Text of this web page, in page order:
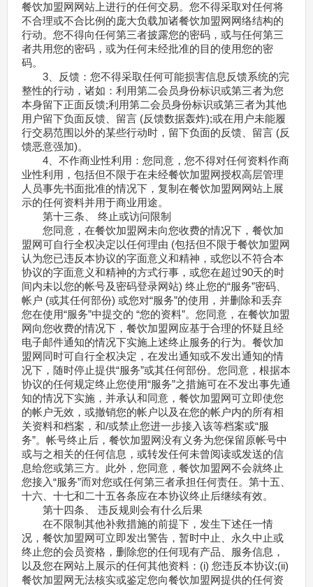
餐饮加盟网网站上进行的任何交易。您不得采取对任何将
不合理或不合比例的庞大负载加诸餐饮加盟网网络结构的
行动。您不得向任何第三者披露您的密码，或与任何第三
者共用您的密码，或为任何未经批准的目的使用您的密
码。
3、反馈：您不得采取任何可能损害信息反馈系统的完
整性的行动，诸如：利用第二会员身份标识或第三者为您
本身留下正面反馈;利用第二会员身份标识或第三者为其他
用户留下负面反馈、留言 (反馈数据轰炸);或在用户未能履
行交易范围以外的某些行动时，留下负面的反馈、留言 (反
馈恶意强加)。
4、不作商业性利用：您同意，您不得对任何资料作商
业性利用，包括但不限于在未经餐饮加盟网授权高层管理
人员事先书面批准的情况下，复制在餐饮加盟网网站上展
示的任何资料并用于商业用途。
第十三条、 终止或访问限制
您同意，在餐饮加盟网未向您收费的情况下，餐饮加
盟网可自行全权决定以任何理由 (包括但不限于餐饮加盟网
认为您已违反本协议的字面意义和精神，或您以不符合本
协议的字面意义和精神的方式行事，或您在超过90天的时
间内未以您的帐号及密码登录网站) 终止您的“服务”密码、
帐户 (或其任何部份) 或您对“服务”的使用，并删除和丢弃
您在使用“服务”中提交的 “您的资料”。您同意，在餐饮加盟
网向您收费的情况下，餐饮加盟网应基于合理的怀疑且经
电子邮件通知的情况下实施上述终止服务的行为。餐饮加
盟网同时可自行全权决定，在发出通知或不发出通知的情
况下，随时停止提供“服务”或其任何部份。您同意，根据本
协议的任何规定终止您使用“服务”之措施可在不发出事先通
知的情况下实施，并承认和同意，餐饮加盟网可立即使您
的帐户无效，或撤销您的帐户以及在您的帐户内的所有相
关资料和档案，和/或禁止您进一步接入该等档案或“服
务”。帐号终止后，餐饮加盟网没有义务为您保留原帐号中
或与之相关的任何信息，或转发任何未曾阅读或发送的信
息给您或第三方。此外，您同意，餐饮加盟网不会就终止
您接入“服务”而对您或任何第三者承担任何责任。第十五、
十六、十七和二十五各条应在本协议终止后继续有效。
第十四条、 违反规则会有什么后果
在不限制其他补救措施的前提下，发生下述任一情
况，餐饮加盟网可立即发出警告，暂时中止、永久中止或
终止您的会员资格，删除您的任何现有产品、服务信息，
以及您在网站上展示的任何其他资料：(i) 您违反本协议;(ii)
餐饮加盟网无法核实或鉴定您向餐饮加盟网提供的任何资